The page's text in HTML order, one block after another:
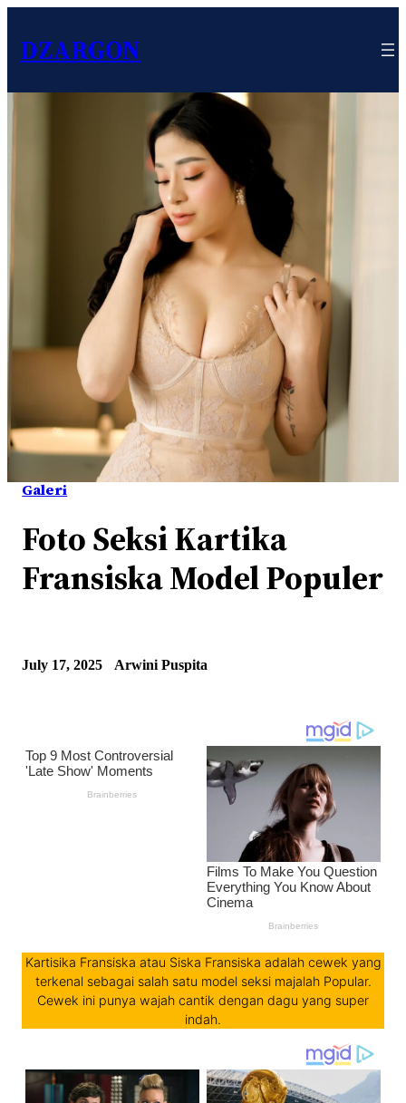
DZARGON
Galeri
Foto Seksi Kartika
Fransiska Model Populer
July 17, 2025 Arwini Puspita
Kartisika Fransiska atau Siska Fransiska adalah cewek yang
terkenal sebagai salah satu model seksi majalah Popular.
Cewek ini punya wajah cantik dengan dagu yang super
indah.